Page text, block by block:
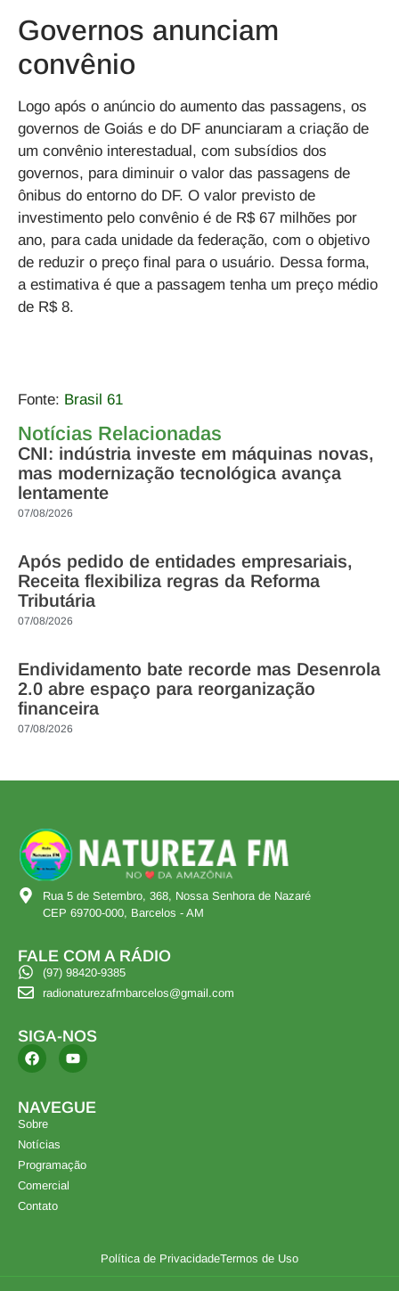
Governos anunciam
convênio
Logo após o anúncio do aumento das passagens, os
governos de Goiás e do DF anunciaram a criação de
um convênio interestadual, com subsídios dos
governos, para diminuir o valor das passagens de
ônibus do entorno do DF. O valor previsto de
investimento pelo convênio é de R$ 67 milhões por
ano, para cada unidade da federação, com o objetivo
de reduzir o preço final para o usuário. Dessa forma,
a estimativa é que a passagem tenha um preço médio
de R$ 8.
Fonte: Brasil 61
Notícias Relacionadas
CNI: indústria investe em máquinas novas,
mas modernização tecnológica avança
lentamente
07/08/2026
Após pedido de entidades empresariais,
Receita flexibiliza regras da Reforma
Tributária
07/08/2026
Endividamento bate recorde mas Desenrola
2.0 abre espaço para reorganização
financeira
07/08/2026
Rua 5 de Setembro, 368, Nossa Senhora de Nazaré
CEP 69700-000, Barcelos - AM
FALE COM A RÁDIO
(97) 98420-9385
radionaturezafmbarcelos@gmail.com
SIGA-NOS
NAVEGUE
Sobre
Notícias
Programação
Comercial
Contato
Política de PrivacidadeTermos de Uso